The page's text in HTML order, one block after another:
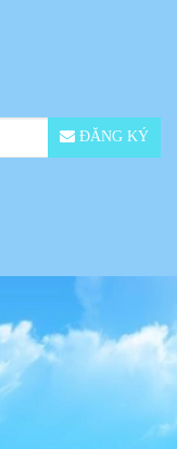
ĐĂNG KÝ